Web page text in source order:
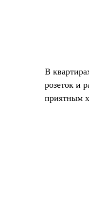
В
розеток и
приятным